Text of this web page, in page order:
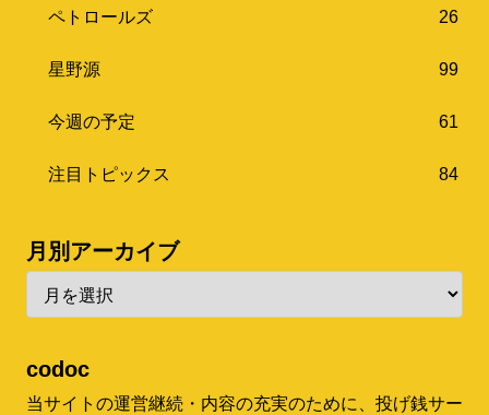
ペトロールズ 26
星野源 99
今週の予定 61
注目トピックス 84
月別アーカイブ
codoc
当サイトの運営継続・内容の充実のために、投げ銭サー